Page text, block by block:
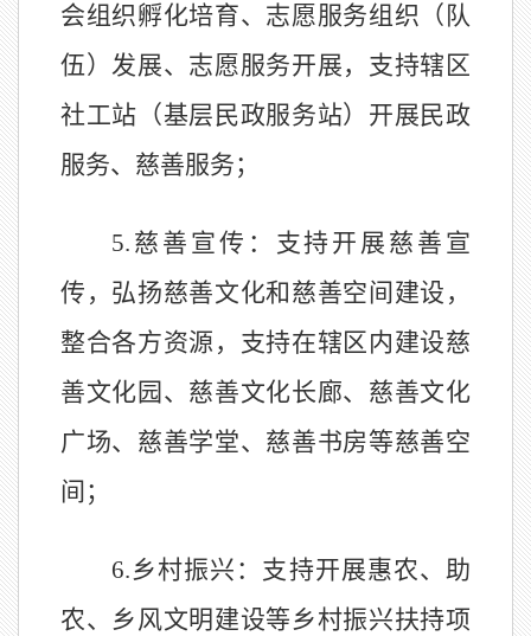
会组织孵化培育、志愿服务组织（队
伍）发展、志愿服务开展， 支持辖区
社工站 （基层民政服务站） 开展民政
服务、慈善服务；
5. 慈善宣传： 支持开展慈善宣
传， 弘扬慈善文化和慈善空间建设，
整合各方资源，支持在辖区内建设慈
善文化园、慈善文化长廊、慈善文化
广场、慈善学堂、慈善书房等慈善空
间 ；
6.乡村振兴：支持开展惠农、助
农、乡风文明建设等乡村振兴扶持项